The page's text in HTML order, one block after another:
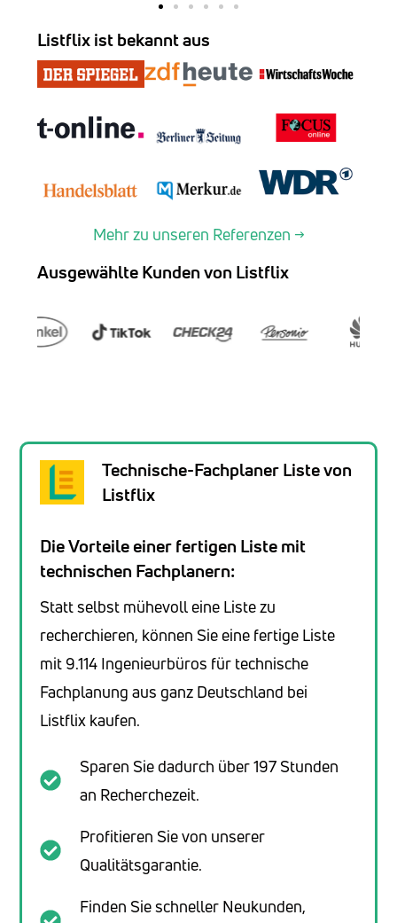
Listflix ist bekannt aus
Mehr zu unseren Referenzen →
Ausgewählte Kunden von Listflix
Technische-Fachplaner Liste von
Listflix
Die Vorteile einer fertigen Liste mit
technischen Fachplanern:
Statt selbst mühevoll eine Liste zu
recherchieren, können Sie eine fertige Liste
mit 9.114 Ingenieurbüros für technische
Fachplanung aus ganz Deutschland bei
Listflix kaufen.
Sparen Sie dadurch über 197 Stunden
an Recherchezeit.
Profitieren Sie von unserer
Qualitätsgarantie.
Finden Sie schneller Neukunden,